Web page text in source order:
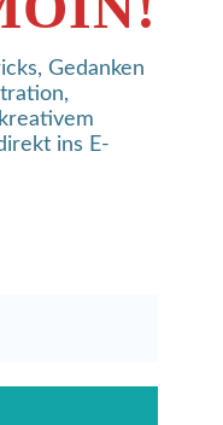
Gedanken
ins E-